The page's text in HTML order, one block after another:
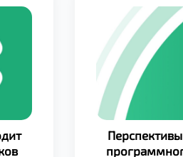
и
знаний как в
сфере